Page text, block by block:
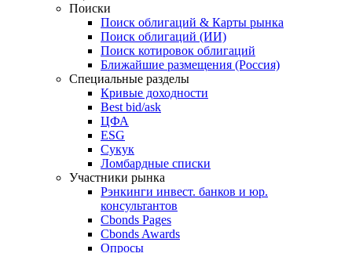
ежеквартальный аналитический журнал
Облигации
Поиски
Поиск облигаций & Карты рынка
Поиск облигаций (ИИ)
Поиск котировок облигаций
Ближайшие размещения (Россия)
Специальные разделы
Кривые доходности
Best bid/ask
ЦФА
ESG
Сукук
Ломбардные списки
Участники рынка
Рэнкинги инвест. банков и юр.